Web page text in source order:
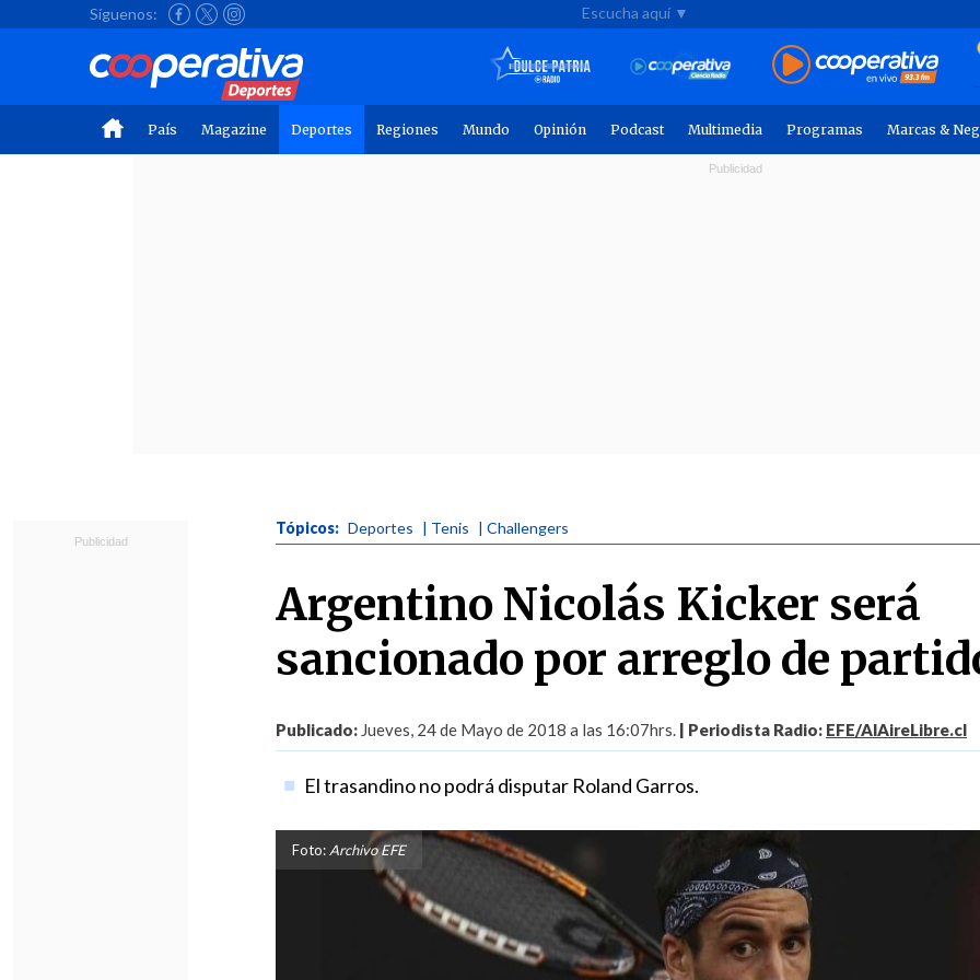
Síguenos: Escucha aquí ▼
País Magazine Deportes Regiones Mundo Opinión Podcast Multimedia Programas Marcas &
Tópicos: Deportes | Tenis | Challengers
Argentino Nicolás Kicker será
sancionado por arreglo de
Publicado: Jueves, 24 de Mayo de 2018 a las 16:07hrs. | Periodista Radio: EFE/AlAireLibre.cl
El trasandino no podrá disputar Roland Garros.
Foto: Archivo EFE